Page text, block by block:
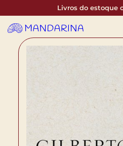
Livros do estoque